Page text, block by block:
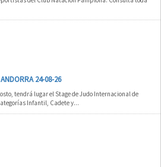
24-08-26
tendrá lugar el Stage de Judo Internacional de
Infantil, Cadete y...